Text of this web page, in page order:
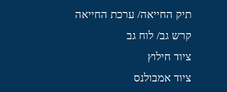
תיק החייאה/ ערכת החייאה
קרש גב/ לוח גב
ציוד חילוץ
ציוד אמבולנס